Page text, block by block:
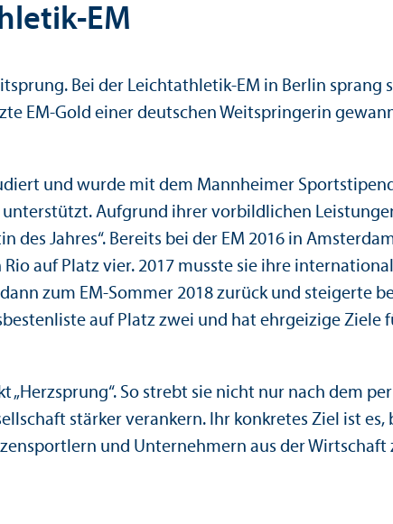
EM
Bei der Leichtathletik-EM in Berlin sprang
EM-Gold einer deutschen Weitspringerin
und wurde mit dem Mannheimer
Aufgrund ihrer vorbildlichen
Jahres“. Bereits bei der EM 2016 in
auf Platz vier. 2017 musste sie ihre
zum EM-Sommer 2018 zurück und steigerte
auf Platz zwei und hat ehrgeizige Ziele
So strebt sie nicht nur nach dem
stärker verankern. Ihr konkretes Ziel ist
und Unter­nehmern aus der Wirtschaft